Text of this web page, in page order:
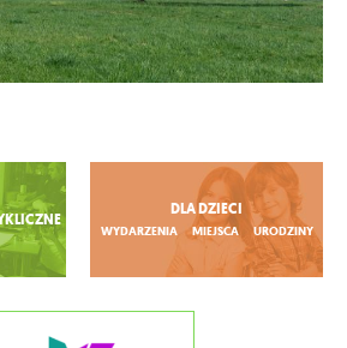
DLA DZIECI
WYDARZENIA MIEJSCA URODZINY